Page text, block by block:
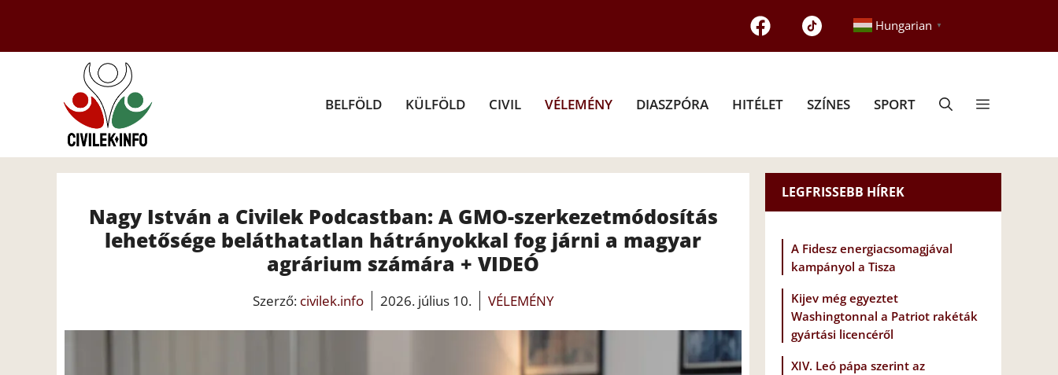
tartalomba
Hungarian ▼
BELFÖLD KÜLFÖLD CIVIL VÉLEMÉNY DIASZPÓRA HITÉLET SZÍNES SPORT
Nagy István a Civilek Podcastban: A GMO-szerkezetmódosítás
lehetősége beláthatatlan hátrányokkal fog járni a magyar
agrárium számára + VIDEÓ
Szerző: civilek.info 2026. július 10. VÉLEMÉNY
LEGFRISSEBB HÍREK
A Fidesz energiacsomagjával
kampányol a Tisza
Kijev még egyeztet
Washingtonnal a Patriot rakéták
gyártási licencéről
XIV. Leó pápa szerint az